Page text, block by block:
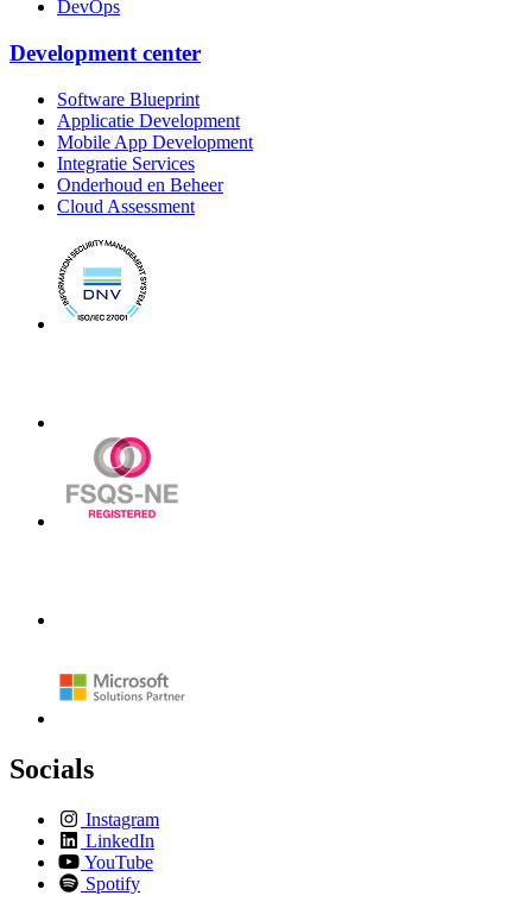
DevOps
Development center
Software Blueprint
Applicatie Development
Mobile App Development
Integratie Services
Onderhoud en Beheer
Cloud Assessment
Socials
Instagram
LinkedIn
YouTube
Spotify